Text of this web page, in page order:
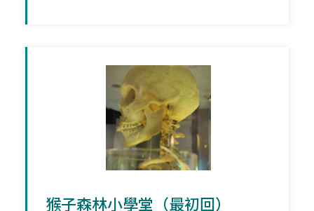
猴子森林小學堂（最初回）